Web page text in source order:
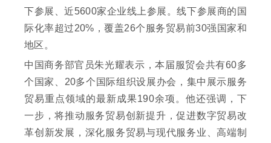
下参展、近5600家企业线上参展。线下参展商的国
际化率超过20%，覆盖26个服务贸易前30强国家和
地区。
中国商务部官员朱光耀表示，本届服贸会共有60多
个国家、20多个国际组织设展办会，集中展示服务
贸易重点领域的最新成果190余项。他还强调，下
一步，将推动服务贸易创新提升，促进数字贸易改
革创新发展，深化服务贸易与现代服务业、高端制